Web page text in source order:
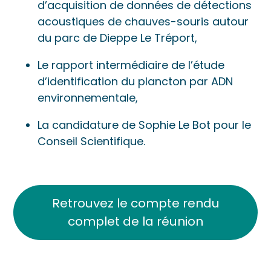
d’acquisition de données de détections
acoustiques de chauves-souris autour
du parc de Dieppe Le Tréport,
Le rapport intermédiaire de l’étude
d’identification du plancton par ADN
environnementale,
La candidature de Sophie Le Bot pour le
Conseil Scientifique.
Retrouvez le compte rendu
complet de la réunion